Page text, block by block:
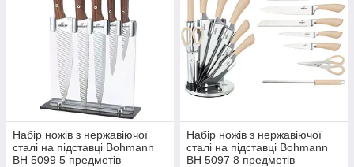
Набір ножів з нержавіючої
сталі на підставці Bohmann
BH 5099 5 предметів
Набір ножів з нержавіючої
сталі на підставці Bohmann
BH 5097 8 предметів